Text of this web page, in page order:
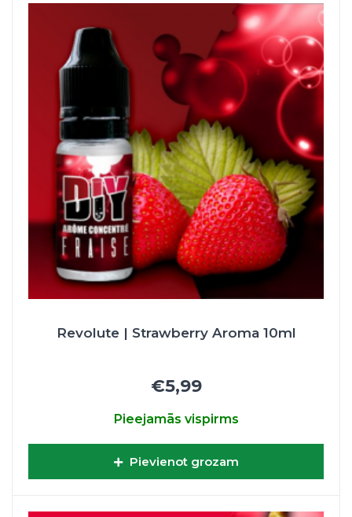
Revolute | Strawberry Aroma 10ml
€5,99
Pieejamās vispirms
Pievienot grozam